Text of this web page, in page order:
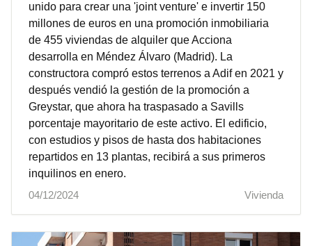
unido para crear una 'joint venture' e invertir 150
millones de euros en una promoción inmobiliaria
de 455 viviendas de alquiler que Acciona
desarrolla en Méndez Álvaro (Madrid). La
constructora compró estos terrenos a Adif en 2021 y
después vendió la gestión de la promoción a
Greystar, que ahora ha traspasado a Savills
porcentaje mayoritario de este activo. El edificio,
con estudios y pisos de hasta dos habitaciones
repartidos en 13 plantas, recibirá a sus primeros
inquilinos en enero.
04/12/2024
Vivienda